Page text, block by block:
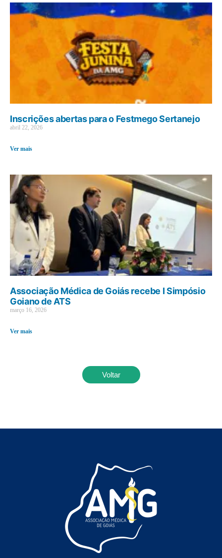
Inscrições abertas para o Festmego Sertanejo
abril 22, 2026
Ver mais
Associação Médica de Goiás recebe I Simpósio
Goiano de ATS
março 16, 2026
Ver mais
Voltar